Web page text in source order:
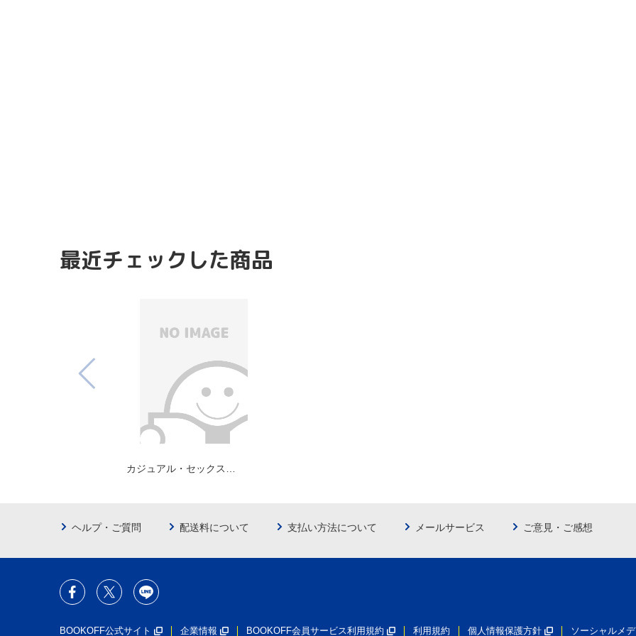
最近チェックした商品
カジュアル・セックス…
ヘルプ・ご質問 配送料について 支払い方法について メールサービス ご意見・ご感想
BOOKOFF公式サイト 企業情報 BOOKOFF会員サービス利用規約 利用規約 個人情報保護方針 ソーシャルメ